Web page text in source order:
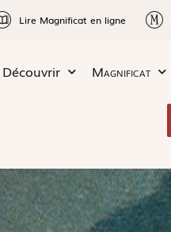
Lire Magnificat en ligne
Découvrir Magnificat